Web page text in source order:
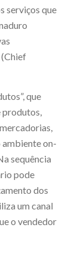
serviços que
Chief
que
produtos,
ambiente on-
sequência
pode
dos
um canal
o vendedor